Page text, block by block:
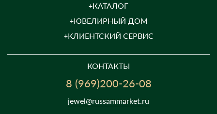
КАТАЛОГ
ЮВЕЛИРНЫЙ ДОМ
КЛИЕНТСКИЙ СЕРВИС
КОНТАКТЫ
8 (969)200-26-08
jewel@russammarket.ru